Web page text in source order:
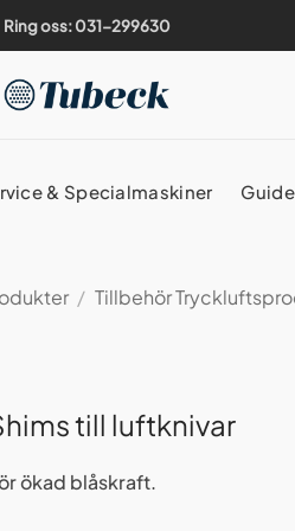
Ring oss: 031-299630
& Specialmaskiner
/ Tillbehör
till luftknivar
ökad blåskraft.